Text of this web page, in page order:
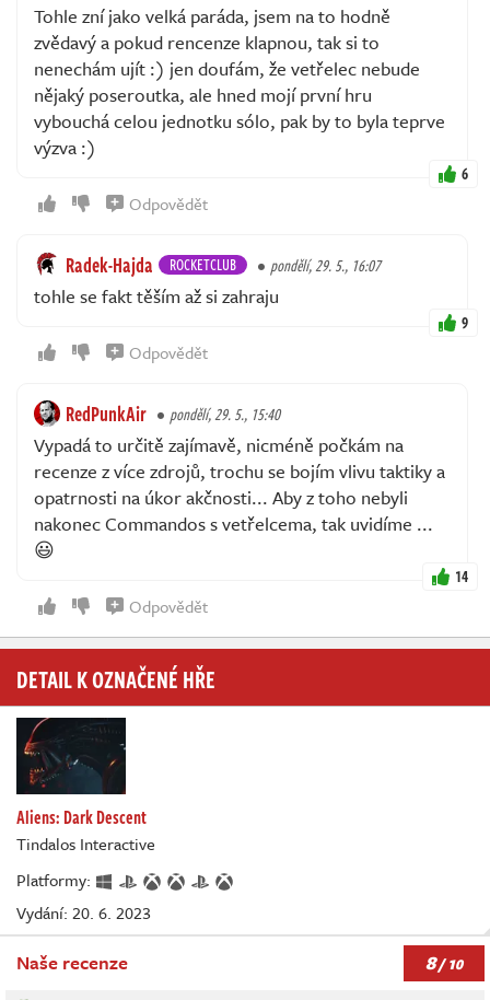
Tohle zní jako velká paráda, jsem na to hodně
zvědavý a pokud rencenze klapnou, tak si to
nenechám ujít :) jen doufám, že vetřelec nebude
nějaký poseroutka, ale hned mojí první hru
vybouchá celou jednotku sólo, pak by to byla teprve
výzva :)
6
Odpovědět
Radek-Hajda ROCKETCLUB pondělí, 29. 5., 16:07
tohle se fakt těším až si zahraju
9
Odpovědět
RedPunkAir pondělí, 29. 5., 15:40
Vypadá to určitě zajímavě, nicméně počkám na
recenze z více zdrojů, trochu se bojím vlivu taktiky a
opatrnosti na úkor akčnosti... Aby z toho nebyli
nakonec Commandos s vetřelcema, tak uvidíme ...
😃
14
Odpovědět
DETAIL K OZNAČENÉ HŘE
Aliens: Dark Descent
Tindalos Interactive
Platformy:
Vydání: 20. 6. 2023
Naše recenze 8/ 10